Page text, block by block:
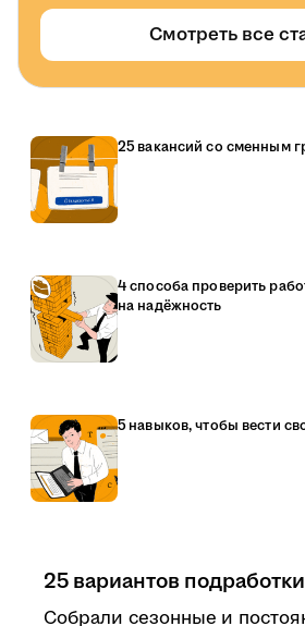
Смотреть все
25 вакансий со сменным
4 способа проверить
на надёжность
5 навыков, чтобы вести
25 вариантов
Собрали сезонные и